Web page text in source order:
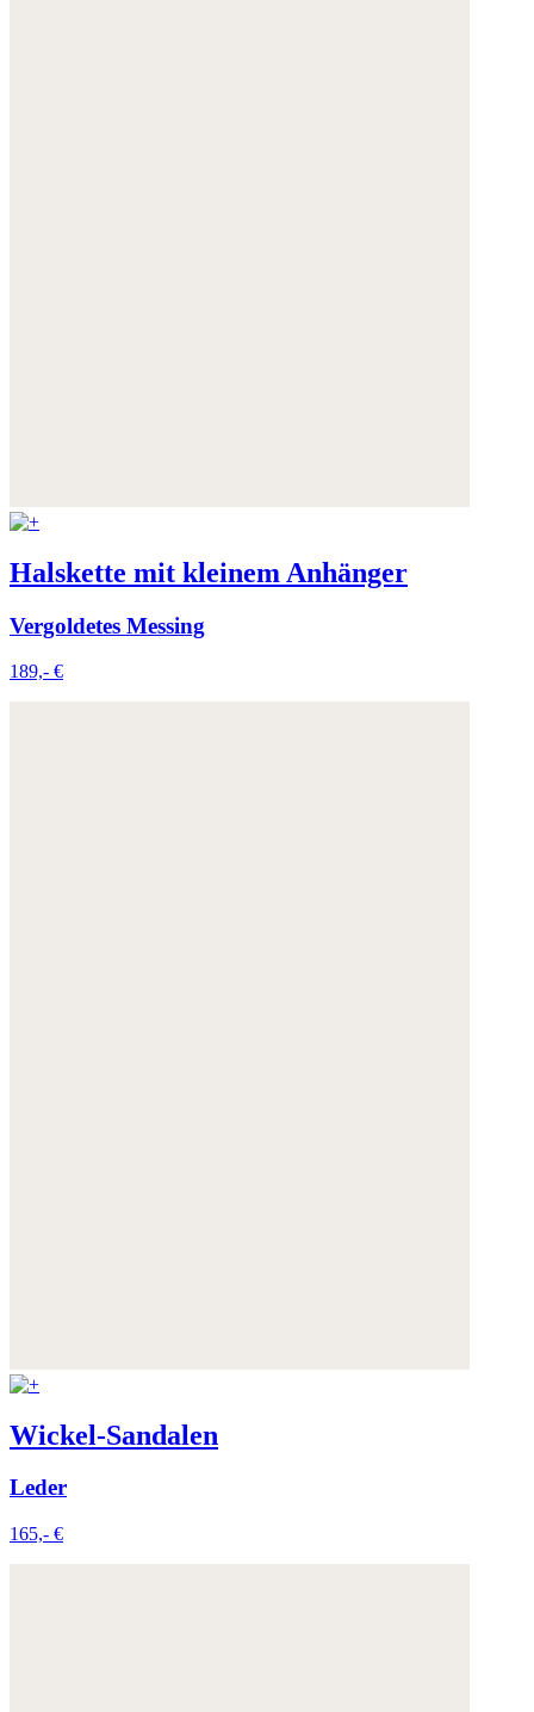
Halskette mit kleinem Anhänger
Vergoldetes Messing
189,- €
Wickel-Sandalen
Leder
165,- €